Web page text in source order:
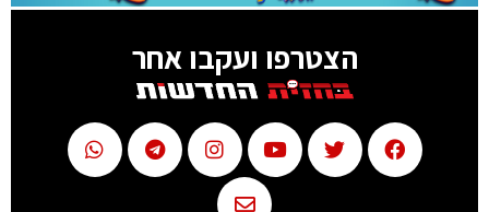
הצטרפו ועקבו אחר